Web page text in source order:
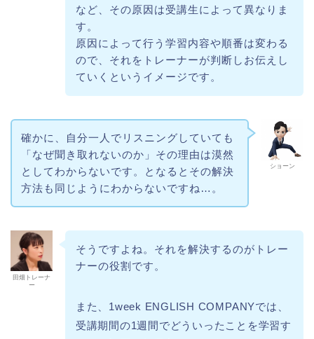
など、その原因は受講生によって異なりま
す。
原因によって行う学習内容や順番は変わる
ので、それをトレーナーが判断しお伝えし
ていくというイメージです。
ショーン
確かに、自分一人でリスニングしていても
「なぜ聞き取れないのか」その理由は漠然
としてわからないです。となるとその解決
方法も同じようにわからないですね…。
田畑トレーナ
ー
そうですよね。それを解決するのがトレー
ナーの役割です。
また、1week ENGLISH COMPANYでは、
受講期間の1週間でどういったことを学習す